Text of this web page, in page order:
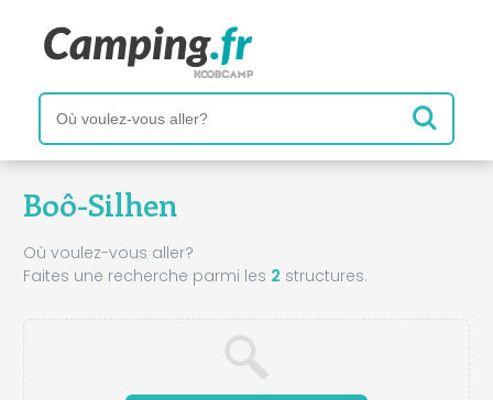
Boô-Silhen
Où voulez-vous aller?
Faites une recherche parmi les 2 structures.